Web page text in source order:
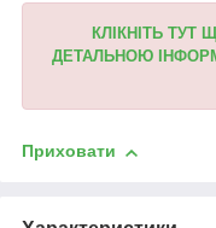
КЛІКНІТЬ
ДЕТАЛЬНОЮ
Приховати